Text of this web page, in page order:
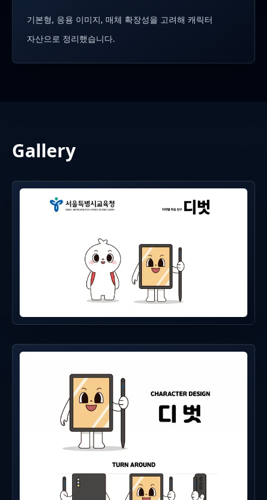
기본형, 응용 이미지, 매체 확장성을 고려해 캐릭터
자산으로 정리했습니다.
Gallery